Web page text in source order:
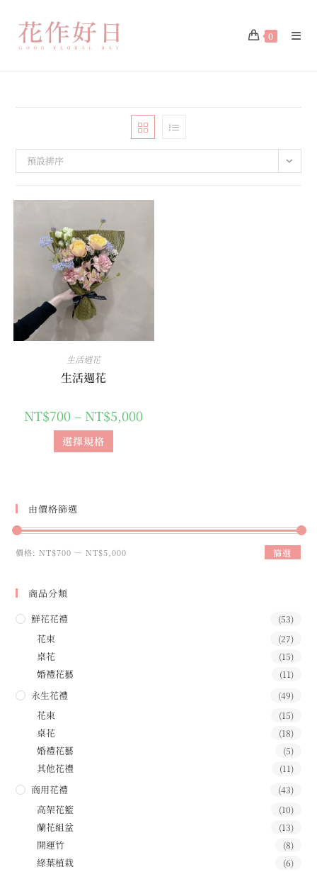
0
預設排序
生活週花
生活週花
NT$700 – NT$5,000
選擇規格
由價格篩選
篩選
價格: NT$700 — NT$5,000
商品分類
鮮花花禮
(53)
花束 (27)
桌花 (15)
婚禮花藝 (11)
永生花禮 (49)
花束 (15)
桌花 (18)
婚禮花藝 (5)
其他花禮 (11)
商用花禮 (43)
高架花籃 (10)
蘭花組盆 (13)
開運竹 (8)
綠葉植栽 (6)